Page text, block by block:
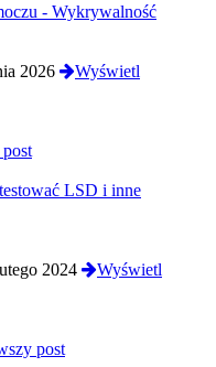
- Wykrywalność
2026
Wyświetl
LSD i inne
2024
Wyświetl
post